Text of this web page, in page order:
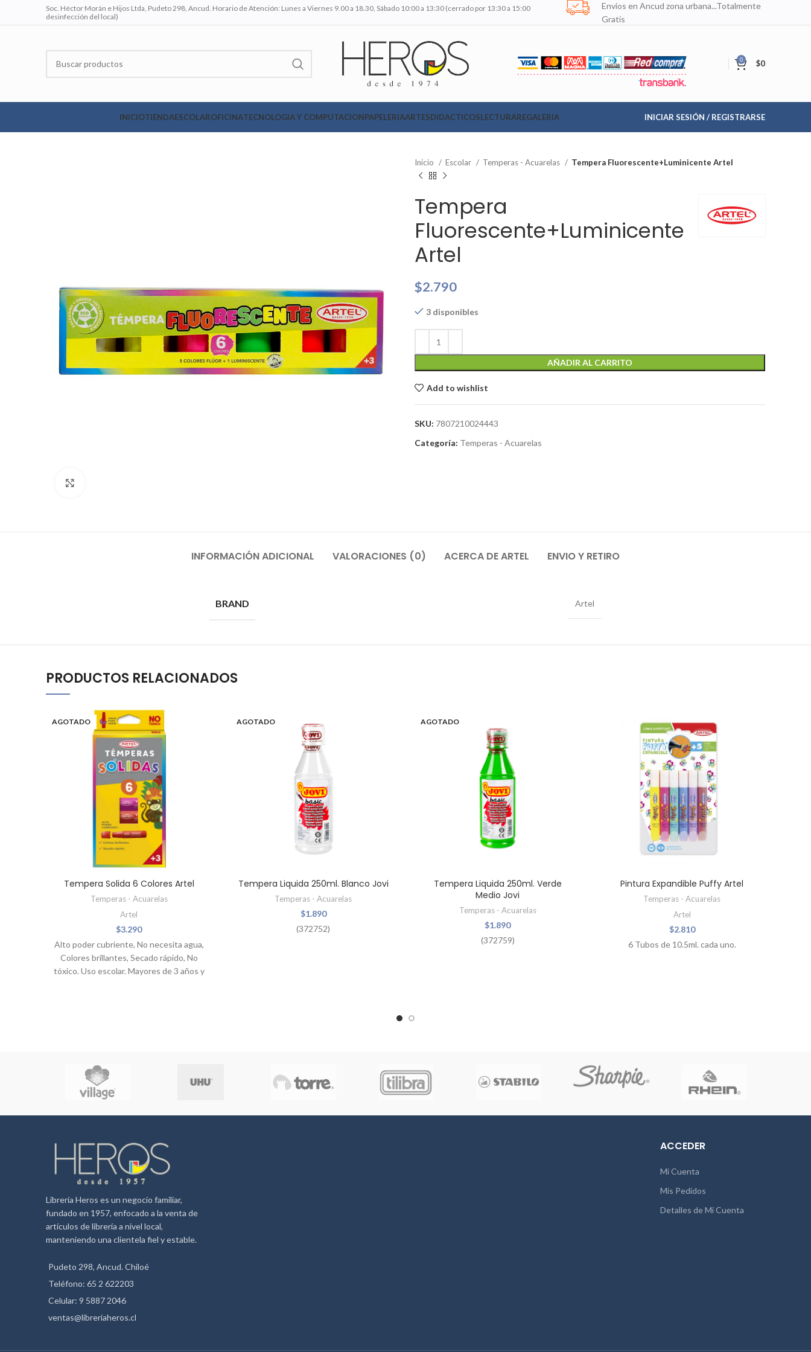
Soc. Héctor Morán e Hijos Ltda, Pudeto 298, Ancud. Horario de Atención: Lunes a Viernes 9.00 a 18.30, Sábado 10:00 a 13:30 (cerrado por 13:30 a 15:00
desinfección del local)
Envíos en Ancud zona urbana...Totalmente
Gratis
0 $0
INICIOTIENDAESCOLAROFICINATECNOLOGIA Y COMPUTACIONPAPELERIAARTESDIDACTICOSLECTURAREGALERIA INICIAR SESIÓN / REGISTRARSE
Inicio Escolar Temperas - Acuarelas Tempera Fluorescente+Luminicente Artel
Tempera
Fluorescente+Luminicente
Artel
$2.790
3 disponibles
AÑADIR AL CARRITO
Add to wishlist
SKU: 7807210024443
Categoría: Temperas - Acuarelas
INFORMACIÓN ADICIONAL VALORACIONES (0) ACERCA DE ARTEL ENVIO Y RETIRO
BRAND Artel
PRODUCTOS RELACIONADOS
AGOTADO
Tempera Solida 6 Colores Artel
Temperas - Acuarelas
Artel
$3.290
Alto poder cubriente, No necesita agua,
Colores brillantes, Secado rápido, No
tóxico. Uso escolar. Mayores de 3 años y
AGOTADO
Tempera Liquida 250ml. Blanco Jovi
Temperas - Acuarelas
$1.890
(372752)
AGOTADO
Tempera Liquida 250ml. Verde
Medio Jovi
Temperas - Acuarelas
$1.890
(372759)
Pintura Expandible Puffy Artel
Temperas - Acuarelas
Artel
$2.810
6 Tubos de 10.5ml. cada uno.
Librería Heros es un negocio familiar,
fundado en 1957, enfocado a la venta de
artículos de librería a nivel local,
manteniendo una clientela fiel y estable.
Pudeto 298, Ancud. Chiloé
Teléfono: 65 2 622203
Celular: 9 5887 2046
ventas@libreriaheros.cl
ACCEDER
Mi Cuenta
Mis Pedidos
Detalles de Mi Cuenta